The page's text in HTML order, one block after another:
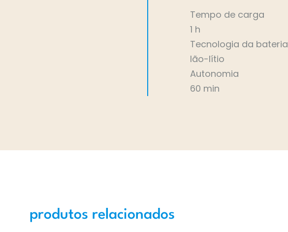
Tempo de carga
1 h
Tecnologia da bateria
Ião-lítio
Autonomia
60 min
produtos relacionados